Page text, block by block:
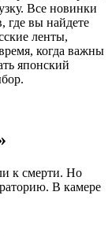
Все новинки
где вы найдете
ленты,
когда важны
японский
к смерти. Но
В камере